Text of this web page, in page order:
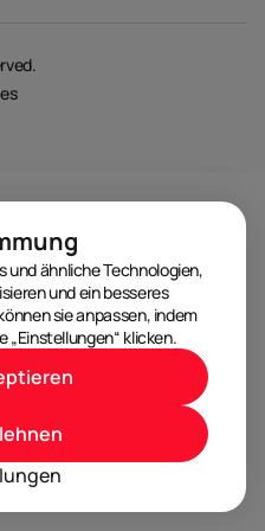
und ähnliche Technologien,
und ein besseres
sie anpassen, indem
„Einstellungen“ klicken.